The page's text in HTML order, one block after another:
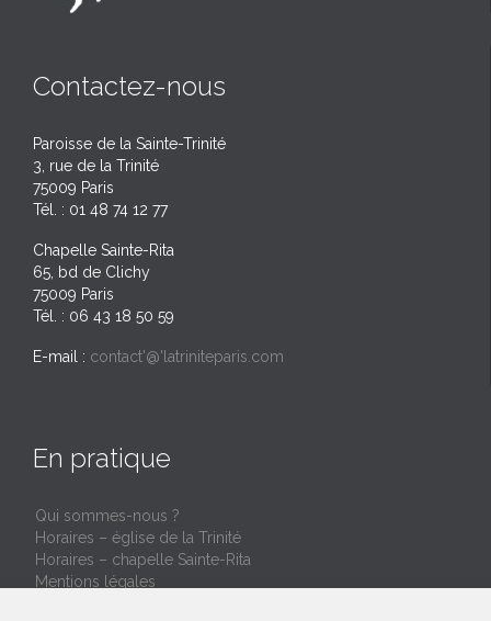
Contactez-nous
Paroisse de la Sainte-Trinité
3, rue de la Trinité
75009 Paris
Tél. : 01 48 74 12 77
Chapelle Sainte-Rita
65, bd de Clichy
75009 Paris
Tél. : 06 43 18 50 59
E-mail : contact'@'latriniteparis.com
En pratique
Qui sommes-nous ?
Horaires – église de la Trinité
Horaires – chapelle Sainte-Rita
Mentions légales